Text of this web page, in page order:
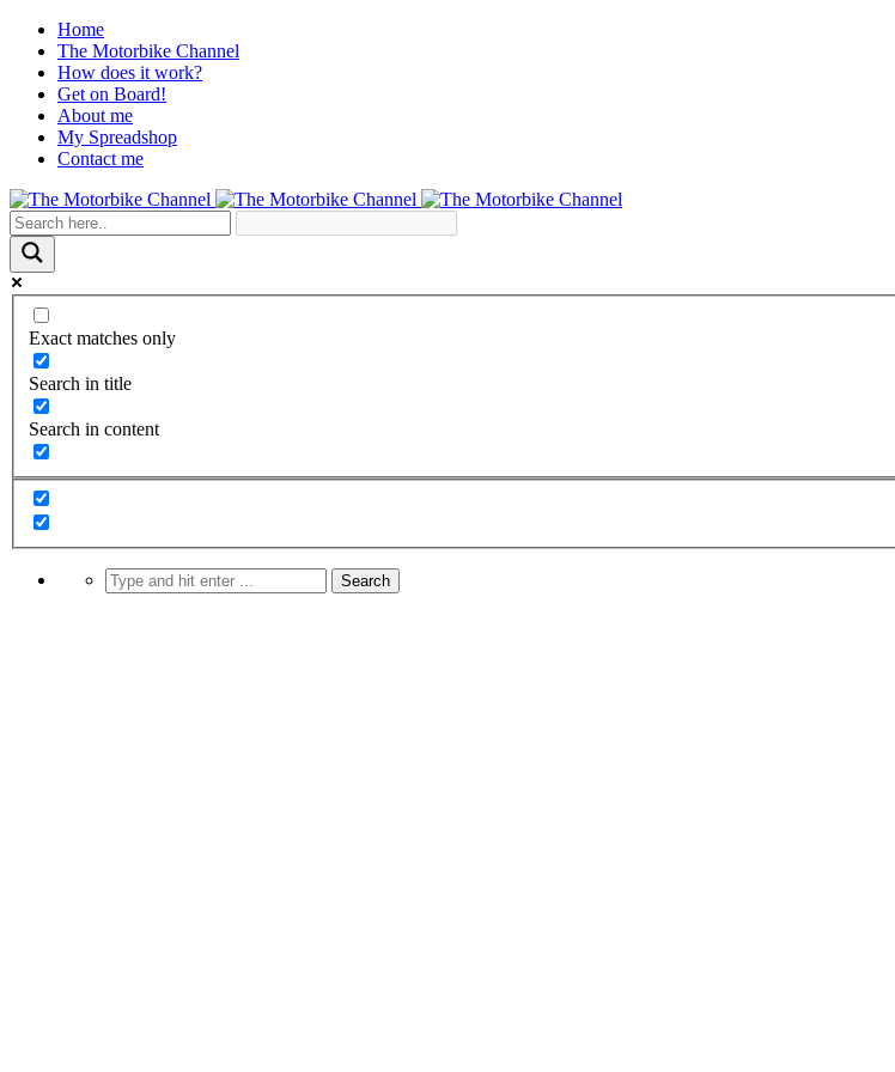
Home
The Motorbike Channel
How does it work?
Get on Board!
About me
My Spreadshop
Contact me
Exact matches only
Search in title
Search in content